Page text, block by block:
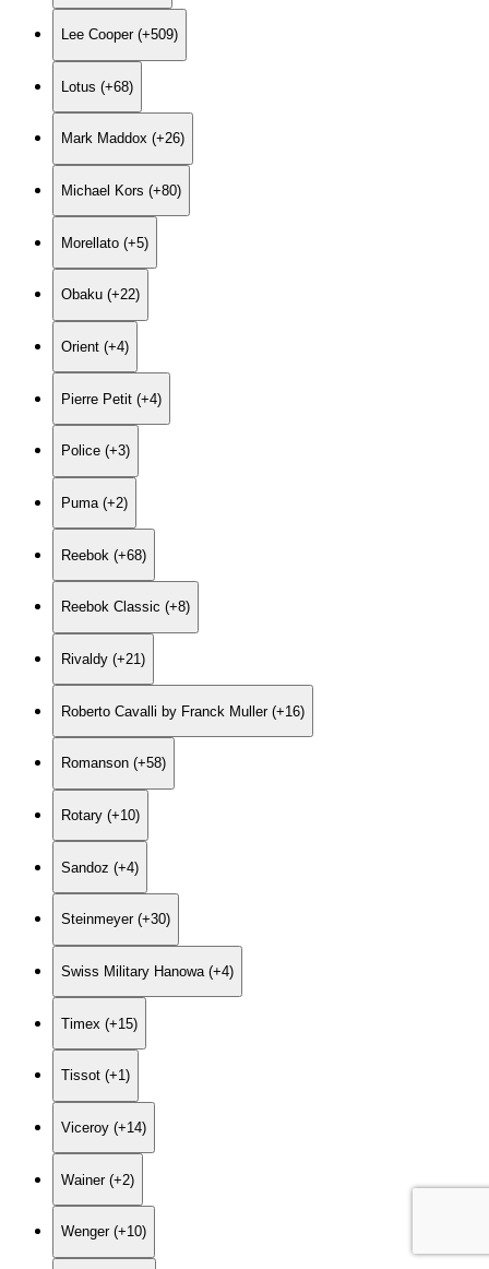
Lee Cooper (+509)
Lotus (+68)
Mark Maddox (+26)
Michael Kors (+80)
Morellato (+5)
Obaku (+22)
Orient (+4)
Pierre Petit (+4)
Police (+3)
Puma (+2)
Reebok (+68)
Reebok Classic (+8)
Rivaldy (+21)
Roberto Cavalli by Franck Muller (+16)
Romanson (+58)
Rotary (+10)
Sandoz (+4)
Steinmeyer (+30)
Swiss Military Hanowa (+4)
Timex (+15)
Tissot (+1)
Viceroy (+14)
Wainer (+2)
Wenger (+10)